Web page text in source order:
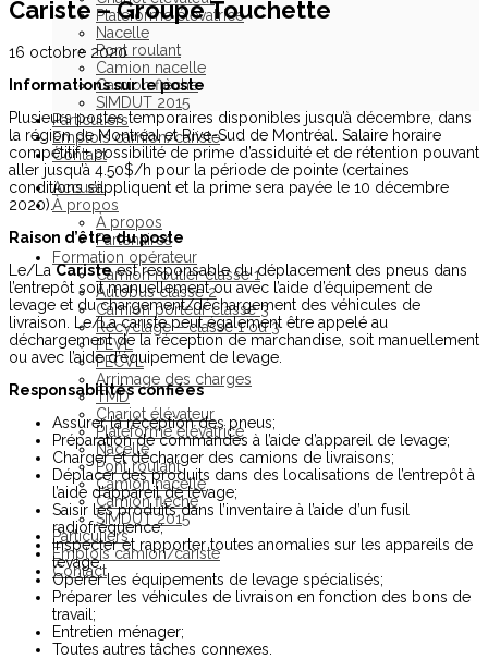
Plateforme élévatrice
Nacelle
Pont roulant
Camion nacelle
Camion flèche
SIMDUT 2015
Particuliers
Emplois camion/cariste
Contact
Accueil
À propos
À propos
Partenaires
Formation opérateur
Camion routier classe 1
Autobus classe 2
Camion porteur classe 3
Recyclage – classe 1 ou 3
PEVL
PECVL
Arrimage des charges
TMD
Chariot élévateur
Plateforme élévatrice
Nacelle
Pont roulant
Camion nacelle
Camion flèche
SIMDUT 2015
Particuliers
Emplois camion/cariste
Contact
Cariste – Groupe Touchette
16 octobre 2020
Informations sur le poste
Plusieurs postes temporaires disponibles jusqu’à décembre, dans
la région de Montréal et Rive-Sud de Montréal. Salaire horaire
compétitif + possibilité de prime d’assiduité et de rétention pouvant
aller jusqu’à 4.50$/h pour la période de pointe (certaines
conditions s’appliquent et la prime sera payée le 10 décembre
2020).
Raison d’être du poste
Le/LaCaristeest responsable du déplacement des pneus dans
l’entrepôt soit manuellement ou avec l’aide d’équipement de
levage et du chargement/déchargement des véhicules de
livraison. Le/La cariste peut également être appelé au
déchargement de la réception de marchandise, soit manuellement
ou avec l’aide d’équipement de levage.
Responsabilités confiées
Assurer la réception des pneus;
Préparation de commandes à l’aide d’appareil de levage;
Charger et décharger des camions de livraisons;
Déplacer des produits dans des localisations de l’entrepôt à
l’aide d’appareil de levage;
Saisir les produits dans l’inventaire à l’aide d’un fusil
radiofréquence;
Inspecter et rapporter toutes anomalies sur les appareils de
levage;
Opérer les équipements de levage spécialisés;
Préparer les véhicules de livraison en fonction des bons de
travail;
Entretien ménager;
Toutes autres tâches connexes.